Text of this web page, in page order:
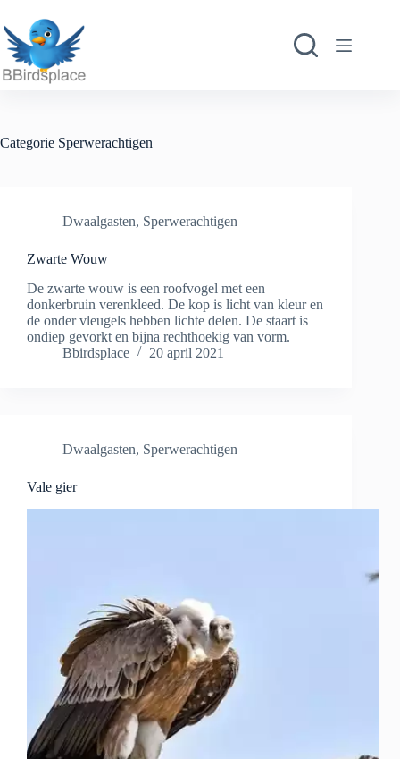
naar
de
inhoud
Categorie Sperwerachtigen
Dwaalgasten, Sperwerachtigen
Zwarte Wouw
De zwarte wouw is een roofvogel met een
donkerbruin verenkleed. De kop is licht van kleur en
de onder vleugels hebben lichte delen. De staart is
ondiep gevorkt en bijna rechthoekig van vorm.
Bbirdsplace
20 april 2021
Dwaalgasten, Sperwerachtigen
Vale gier